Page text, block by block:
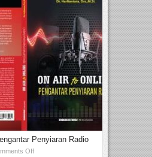
Penyiaran Radio
Off